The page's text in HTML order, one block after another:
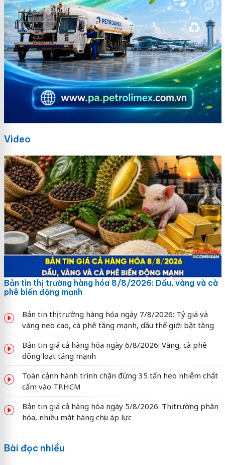
Video
Bản tin thị trường hàng hóa 8/8/2026: Dầu, vàng và cà
phê biến động mạnh
Bản tin thị trường hàng hóa ngày 7/8/2026: Tỷ giá và
vàng neo cao, cà phê tăng mạnh, dầu thế giới bật tăng
Bản tin giá cả hàng hóa ngày 6/8/2026: Vàng, cà phê
đồng loạt tăng mạnh
Toàn cảnh hành trình chặn đứng 35 tấn heo nhiễm chất
cấm vào TP.HCM
Bản tin giá cả hàng hóa ngày 5/8/2026: Thị trường phân
hóa, nhiều mặt hàng chịu áp lực
Bài đọc nhiều